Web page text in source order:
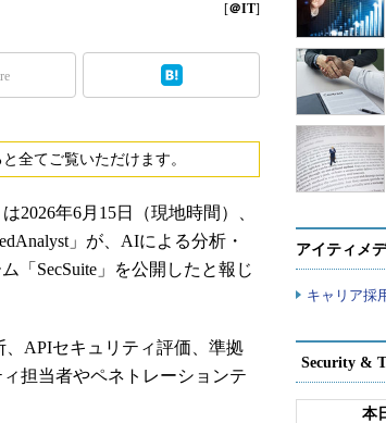
Security & Trust
Test & Tools
[＠IT]
全てご覧いただけます。
2026年6月15日（現地時間）、
」が、AIによる分析・
「SecSuite」を公開したと報じ
、APIセキュリティ評価、準拠
担当者やペネトレーションテ
アイティメ
キャリア採
Security &
本